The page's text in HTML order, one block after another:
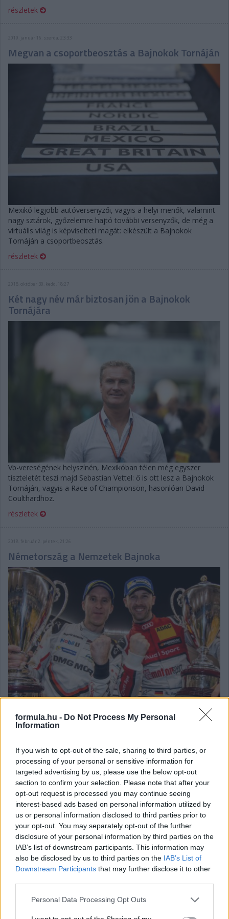
formula.hu - Do Not Process My Personal
Information
If you wish to opt-out of the sale, sharing to third parties, or
processing of your personal or sensitive information for
targeted advertising by us, please use the below opt-out
section to confirm your selection. Please note that after your
opt-out request is processed you may continue seeing
interest-based ads based on personal information utilized by
us or personal information disclosed to third parties prior to
your opt-out. You may separately opt-out of the further
disclosure of your personal information by third parties on the
IAB’s list of downstream participants. This information may
also be disclosed by us to third parties on the IAB’s List of
Downstream Participants that may further disclose it to other
Please note that this website/app uses one or more Google
Personal Data Processing Opt Outs
részletek
2019. január 16. szerda, 23:33
Megvan a csoportbeosztás a Bajnokok Tornáján
Mexikó legjobb autóversenyzői, vagyis a helyi menők, valamint
nagy sztárok, győzelemre hajtó további versenyzők, de még a
virtuális világ is képviselteti magát: elkészült a Bajnokok
Tornáján a csoportbeosztás.
részletek
2018. október 30. kedd, 18:27
Két nagy név már biztosan jön a Bajnokok
Tornájára
Vb-vereségének helyszínén, Mexikóban télen még egyszer
tiszteletét teszi majd Sebastian Vettel: ő is ott lesz a Bajnokok
Tornáján, vagyis a Race of Championsön, hasonlóan David
Coulthardhoz.
részletek
2018. február 2. péntek, 21:26
Németország a Nemzetek Bajnoka
A parádézó Juan Pablo Montoya vezetésével egészen a döntőig
menetelt Latin-Amerika, de végül Rene Rast és Timo Bernhard
részletek
2017. július 21. péntek, 19:04
Már a Bajnokok Tornáját is lehet játszani